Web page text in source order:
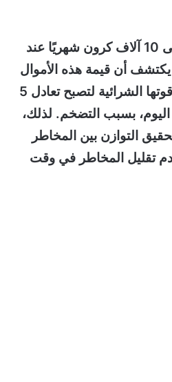
فمن يخطط للحصول على 10 آلاف كرون شهريًا عند
يكتشف أن قيمة هذه الأموال
بعد 20 عامًا قد تنخفض قوتها الشرائية لتصبح تعادل 5
بسبب التضخم. لذلك،
التوازن بين المخاطر
تقليل المخاطر في وقت